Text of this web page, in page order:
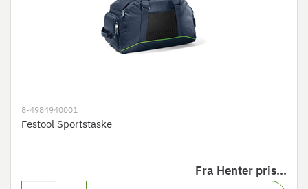
8-4984940001
Festool Sportstaske
Fra Henter pris...